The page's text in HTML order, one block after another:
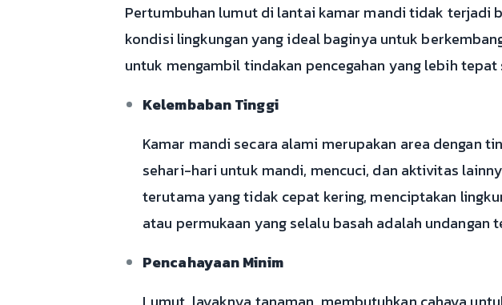
Pertumbuhan lumut di lantai kamar mandi tidak terjadi
kondisi lingkungan yang ideal baginya untuk
untuk mengambil tindakan pencegahan yang lebih tepat
Kelembaban Tinggi
Kamar mandi secara alami merupakan area dengan
sehari-hari untuk mandi, mencuci, dan aktivitas
terutama yang tidak cepat kering, menciptakan
atau permukaan yang selalu basah adalah
Pencahayaan Minim